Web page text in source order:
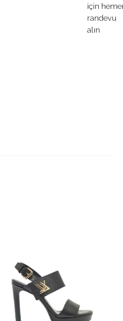
için
randevu
alın